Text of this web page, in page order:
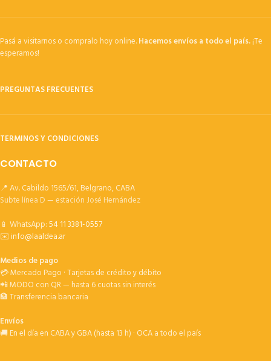
Pasá a visitarnos o compralo hoy online.Hacemos envíos a todo el país.¡Te
esperamos!
PREGUNTAS FRECUENTES
TERMINOS Y CONDICIONES
CONTACTO
📍 Av. Cabildo 1565/61, Belgrano, CABA
Subte línea D — estación José Hernández
📱 WhatsApp:54 11 3381-0557
✉️info@laaldea.ar
Medios de pago
💳 Mercado Pago · Tarjetas de crédito y débito
📲 MODO con QR — hasta 6 cuotas sin interés
🏦 Transferencia bancaria
Envíos
🚚 En el día en CABA y GBA (hasta 13 h) · OCA a todo el país